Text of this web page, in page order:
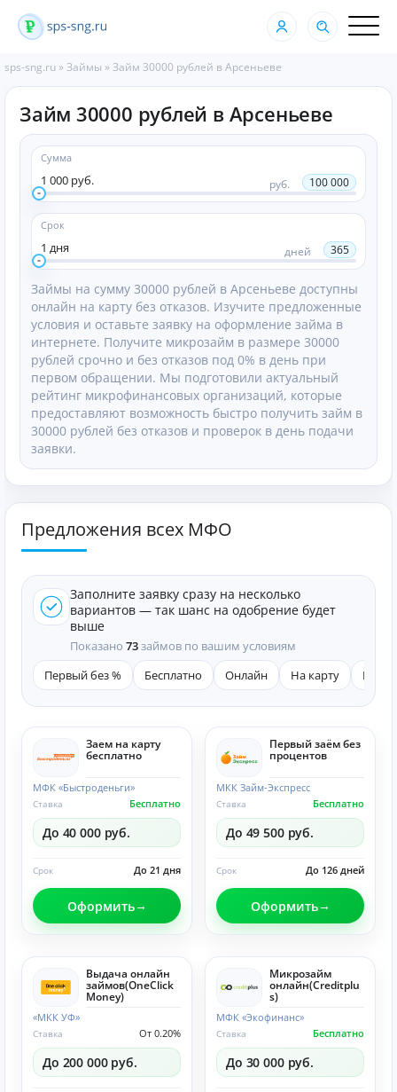
sps-sng.ru »Займы »Займ 30000 рублей в Арсеньеве
Займ 30000 рублей в Арсеньеве
Сумма
1 000 руб. руб. 100 000
Срок
1 дня дней 365
Займы на сумму 30000 рублей в Арсеньеве доступны
онлайн на карту без отказов. Изучите предложенные
условия и оставьте заявку на оформление займа в
интернете. Получите микрозайм в размере 30000
рублей срочно и без отказов под 0% в день при
первом обращении. Мы подготовили актуальный
рейтинг микрофинансовых организаций, которые
предоставляют возможность быстро получить займ в
30000 рублей без отказов и проверок в день подачи
заявки.
Предложения всех МФО
Заполните заявку сразу на несколько
вариантов — так шанс на одобрение будет
выше
Показано 73займов по вашим условиям
Первый без %
Бесплатно Онлайн На карту
Заем на карту
бесплатно
МФК «Быстроденьги»
Бесплатно
Ставка
До 40 000 руб.
До 21 дня
Срок
Оформить
Первый заём без
процентов
МКК Займ-Экспресс
Бесплатно
Ставка
До 49 500 руб.
До 126 дней
Срок
Оформить
Выдача онлайн
займов(OneClick
Money)
«МКК УФ»
От 0.20%
Ставка
До 200 000 руб.
Микрозайм
онлайн(Creditplu
s)
МФК «Экофинанс»
Бесплатно
Ставка
До 30 000 руб.